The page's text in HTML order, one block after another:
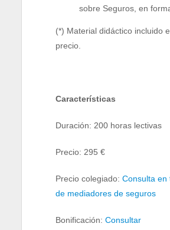
sobre Seguros, en
(*) Material didáctico incluido
precio.
Características
Duración: 200 horas lectivas
Precio: 295 €
Precio colegiado: Consulta en
de mediadores de seguros
Bonificación: Consultar